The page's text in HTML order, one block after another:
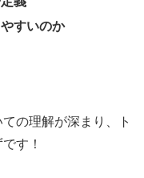
すいのか
の理解が深まり、ト
す！